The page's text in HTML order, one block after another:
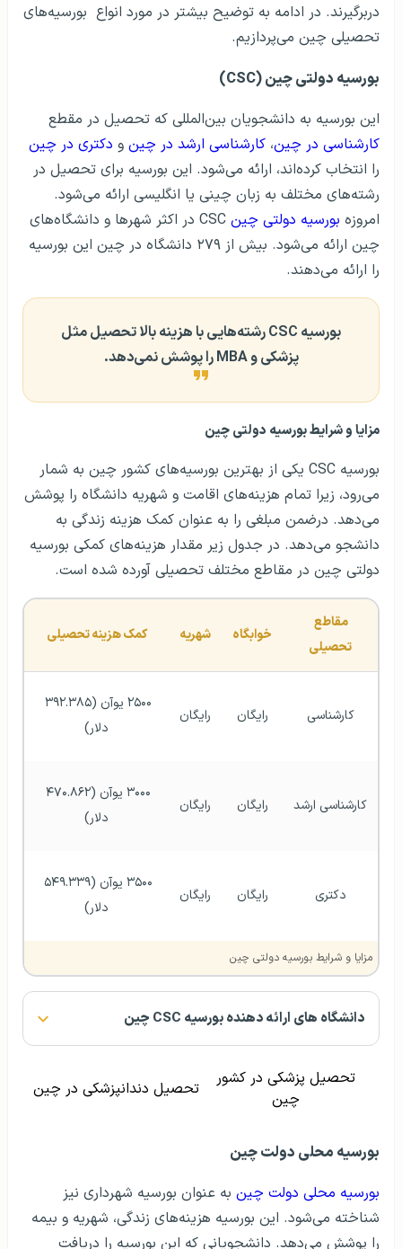
دربرگیرند. در ادامه به توضیح بیشتر در مورد انواع بورسیه‌های
تحصیلی چین می‌پردازیم.
بورسیه دولتی چین (CSC)
این بورسیه به دانشجویان ‌بین‌المللی که تحصیل در مقطع
کارشناسی در چین، کارشناسی ارشد در چین و دکتری در چین
را انتخاب کرده‌اند، ارائه می‌شود. این بورسیه برای تحصیل در
رشته‌های مختلف به زبان چینی یا انگلیسی ارائه می‌شود.
امروزه بورسیه دولتی چین
CSC در اکثر شهر‌ها و دانشگاه‌های
چین ارائه می‌شود. بیش از ۲۷۹ دانشگاه در چین این بورسیه
را ارائه می‌دهند.
بورسیه CSC رشته‌هایی با هزینه بالا تحصیل مثل
پزشکی و MBA را پوشش نمی‌دهد.
مزایا و شرایط بورسیه دولتی چین
بورسیه CSC یکی از بهترین بورسیه‌های کشور چین به شمار
می‌رود، زیرا تمام هزینه‌های اقامت و شهریه دانشگاه را پوشش
می‌دهد. درضمن مبلغی را به عنوان کمک هزینه زندگی به
دانشجو می‌دهد. در جدول زیر مقدار هزینه‌های کمکی بورسیه
دولتی چین در مقاطع مختلف تحصیلی آورده شده است.
تحصیلی
خوابگاه شهریه کمک هزینه تحصیلی
کارشناسی رایگان رایگان
دلار)
کارشناسی ارشد رایگان رایگان
دلار)
دکتری رایگان رایگان
دلار)
مزایا و شرایط بورسیه دولتی چین
دانشگاه های ارائه دهنده بورسیه CSC چین
تحصیل پزشکی در کشور
چین
تحصیل دندانپزشکی در چین
بورسیه محلی دولت چین
بورسیه محلی دولت چین به عنوان بورسیه شهرداری نیز
شناخته می‌شود. این بورسیه هزینه‌های زندگی، شهریه و بیمه
را پوشش می‌دهد. دانشجویانی که این بورسیه را دریافت